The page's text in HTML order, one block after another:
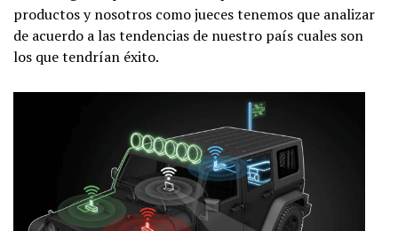
productos y nosotros como jueces tenemos que analizar
de acuerdo a las tendencias de nuestro país cuales son
los que tendrían éxito.